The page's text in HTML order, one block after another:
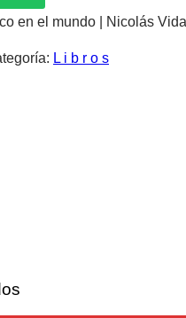
en el mundo | Nicolás
L i b r o s